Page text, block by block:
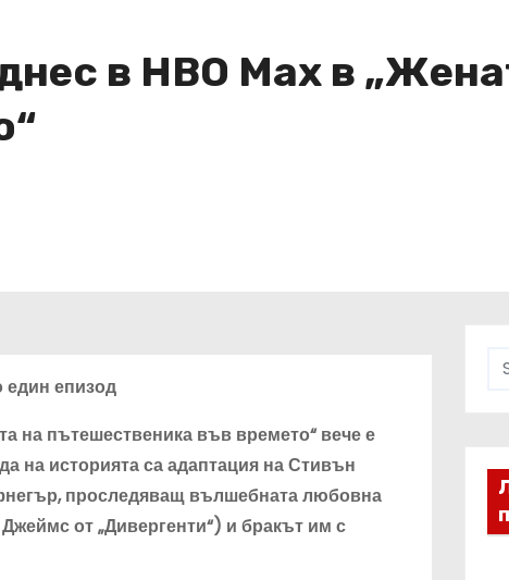
в HBO Max в
един епизод
на пътешественика във времето“ вече е
на историята са адаптация на Стивън
проследяващ вълшебната любовна
от „Дивергенти“) и бракът им с